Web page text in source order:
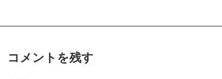
コメントを残す